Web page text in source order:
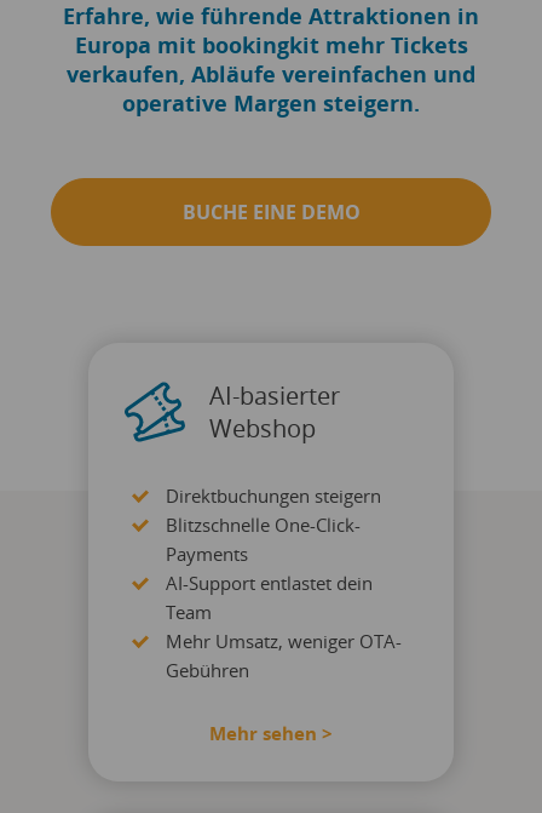
Erfahre, wie führende Attraktionen in
Europa mit bookingkit mehr Tickets
verkaufen, Abläufe vereinfachen und
operative Margen steigern.
BUCHE EINE DEMO
AI-basierter
Webshop
Direktbuchungen steigern
Blitzschnelle One-Click-
Payments
AI-Support entlastet dein
Team
Mehr Umsatz, weniger OTA-
Gebühren
Mehr sehen >